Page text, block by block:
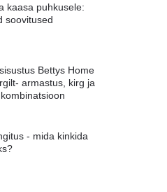
kaasa puhkusele:
soovitused
Bettys Home
armastus, kirg ja
- mida kinkida